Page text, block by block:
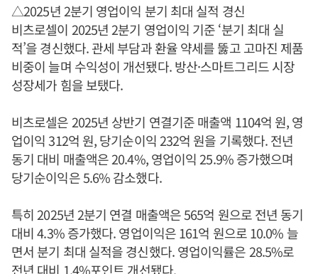
△2025년 2분기 영업이익 분기 최대 실적 경신
비츠로셀이 2025년 2분기 영업이익 기준 ‘분기 최대 실
적’을 경신했다. 관세 부담과 환율 약세를 뚫고 고마진 제품
비중이 늘며 수익성이 개선됐다. 방산·스마트그리드 시장
성장세가 힘을 보탰다.
비츠로셀은 2025년 상반기 연결기준 매출액 1104억 원, 영
업이익 312억 원, 당기순이익 232억 원을 기록했다. 전년
동기 대비 매출액은 20.4%, 영업이익 25.9% 증가했으며
당기순이익은 5.6% 감소했다.
특히 2025년 2분기 연결 매출액은 565억 원으로 전년 동기
대비 4.3% 증가했다. 영업이익은 161억 원으로 10.0% 늘
면서 분기 최대 실적을 경신했다. 영업이익률은 28.5%로
전년 대비 1.4%포인트 개선됐다.